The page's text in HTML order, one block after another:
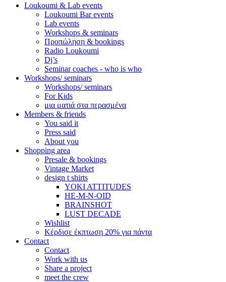
Loukoumi & Lab events
Loukoumi Bar events
Lab events
Workshops & seminars
Προπώληση & bookings
Radio Loukoumi
Dj’s
Seminar coaches - who is who
Workshops/ seminars
Workshops/ seminars
For Kids
μια ματιά στα περασμένα
Members & friends
You said it
Press said
About you
Shopping area
Presale & bookings
Vintage Market
design t shirts
YOKI ATTITUDES
HE-M-N-OID
BRAINSHOT
LUST DECADE
Wishlist
Κέρδισε έκπτωση 20% για πάντα
Contact
Contact
Work with us
Share a project
meet the crew